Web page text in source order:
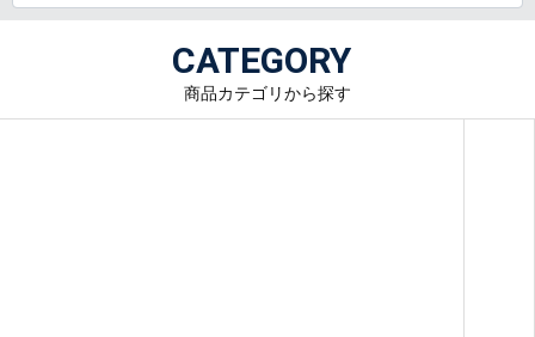
CATEGORY
商品カテゴリから探す